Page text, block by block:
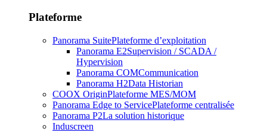
Plateforme
Panorama SuitePlateforme d’exploitation
Panorama E2Supervision / SCADA /
Hypervision
Panorama COMCommunication
Panorama H2Data Historian
COOX OriginPlateforme MES/MOM
Panorama Edge to ServicePlateforme centralisée
Panorama P2La solution historique
Induscreen